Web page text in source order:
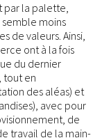
par la palette,
semble moins
de valeurs. Ainsi,
ont à la fois
du dernier
tout en
des aléas) et
avec pour
de
travail de la main-